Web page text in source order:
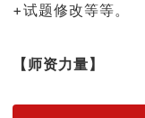
+试题修改等等。
【师资力量】